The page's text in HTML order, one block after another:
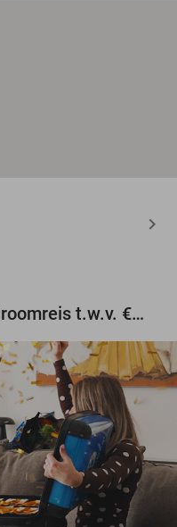
Maak gratis kans op een droomreis t.w.v. €3.000!